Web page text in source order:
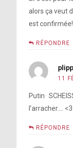
alors ça veut
est
RÉPONDRE
11
Putin
l’arracher…. <3
RÉPONDRE